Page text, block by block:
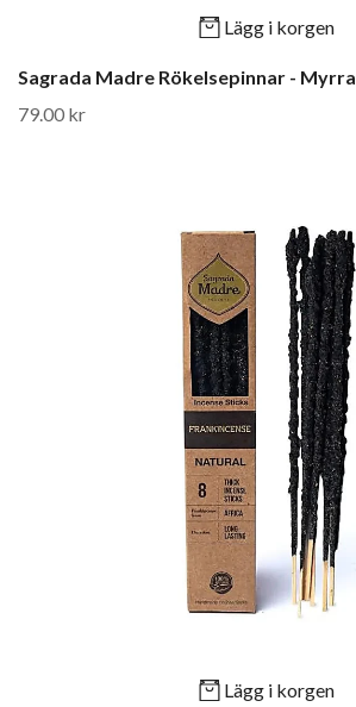
Lägg i korgen
Sagrada Madre Rökelsepinnar - Myrra
79.00 kr
Lägg i korgen